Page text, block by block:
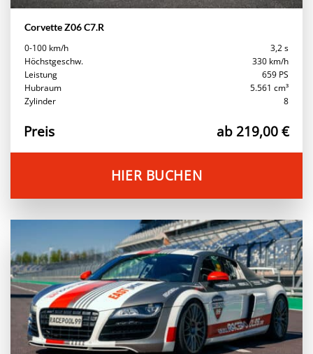
Corvette Z06 C7.R
0-100 km/h
Höchstgeschw.
Leistung
Hubraum
Zylinder
3,2 s
330 km/h
659 PS
5.561 cm³
8
Preis ab 219,00 €
HIER BUCHEN